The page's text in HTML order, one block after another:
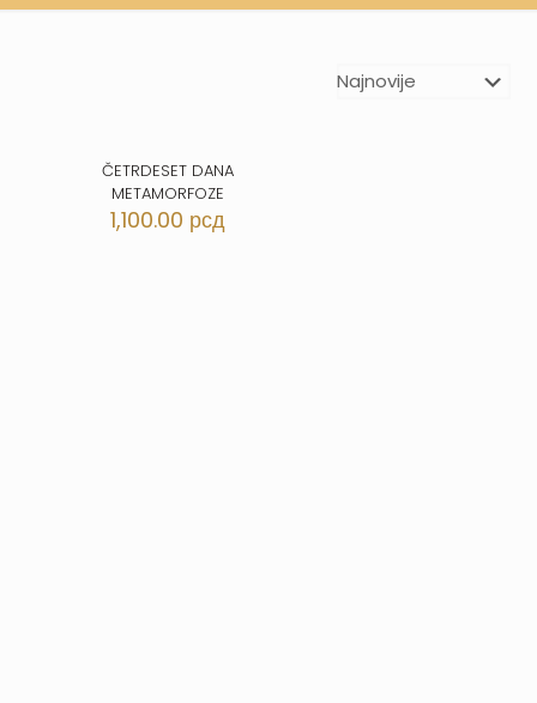
ČETRDESET DANA
METAMORFOZE
1,100.00 рсд